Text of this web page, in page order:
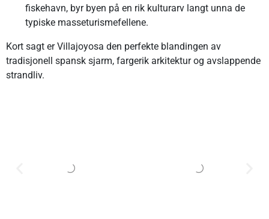
fiskehavn, byr byen på en rik kulturarv langt unna de
typiske masseturismefellene.
Kort sagt er Villajoyosa den perfekte blandingen av
tradisjonell spansk sjarm, fargerik arkitektur og avslappende
strandliv.